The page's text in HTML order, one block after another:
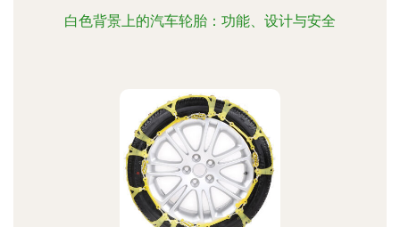
白色背景上的汽车轮胎：功能、设计与安全